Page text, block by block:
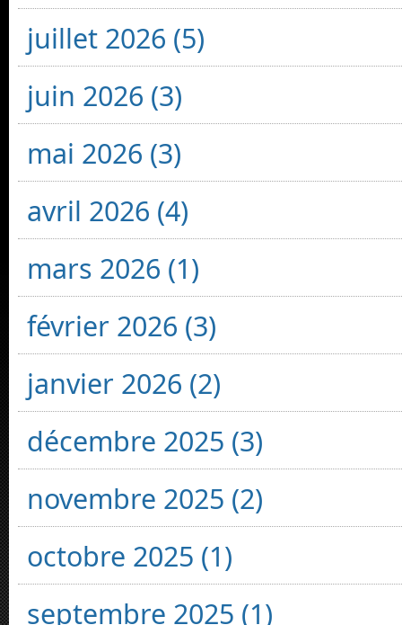
juillet 2026 (5)
juin 2026 (3)
mai 2026 (3)
avril 2026 (4)
mars 2026 (1)
février 2026 (3)
janvier 2026 (2)
décembre 2025 (3)
novembre 2025 (2)
octobre 2025 (1)
septembre 2025 (1)